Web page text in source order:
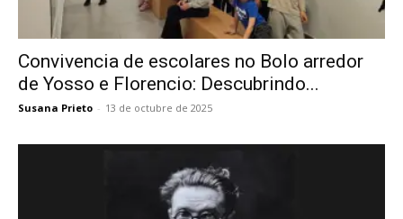
Convivencia de escolares no Bolo arredor
de Yosso e Florencio: Descubrindo...
Susana Prieto - 13 de octubre de 2025